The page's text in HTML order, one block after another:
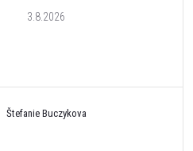
3.8.2026
Štefanie Buczykova